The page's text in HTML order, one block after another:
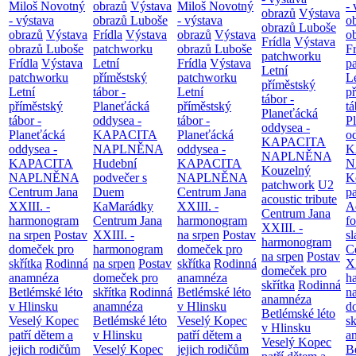
Miloš Novotný
- výstava
obrazů Výstava
obrazů Luboše
Frídla Výstava
patchworku
Letní
příměstský
tábor -
Planeťácká
oddysea -
KAPACITA
NAPLNĚNA
Centrum Jana
XXIII. -
harmonogram
na srpen Postav
domeček pro
skřítka Rodinná
anamnéza
Betlémské léto
v Hlinsku
Veselý Kopec
patří dětem a
jejich rodičům
obrazů Výstava
obrazů Luboše
Frídla Výstava
patchworku
Letní
příměstský
tábor -
Planeťácká
oddysea -
KAPACITA
NAPLNĚNA
Hudební
podvečer s
Duem
KaMarádky
Centrum Jana
XXIII. -
harmonogram
na srpen Postav
domeček pro
skřítka Rodinná
anamnéza
Betlémské léto
v Hlinsku
Veselý Kopec
Miloš Novotný
- výstava
obrazů Výstava
obrazů Luboše
Frídla Výstava
patchworku
Letní
příměstský
tábor -
Planeťácká
oddysea -
KAPACITA
NAPLNĚNA
Centrum Jana
XXIII. -
harmonogram
na srpen Postav
domeček pro
skřítka Rodinná
anamnéza
Betlémské léto
v Hlinsku
Veselý Kopec
patří dětem a
jejich rodičům
obrazů Výstava
obrazů Luboše
Frídla Výstava
patchworku
Letní
příměstský
tábor -
Planeťácká
oddysea -
KAPACITA
NAPLNĚNA
Kouzelný
patchwork U2
acoustic tribute
Centrum Jana
XXIII. -
harmonogram
na srpen Postav
domeček pro
skřítka Rodinná
anamnéza
Betlémské léto
v Hlinsku
Veselý Kopec
-